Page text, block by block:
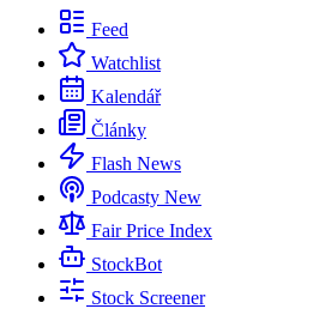
Feed
Watchlist
Kalendář
Články
Flash News
Podcasty New
Fair Price Index
StockBot
Stock Screener